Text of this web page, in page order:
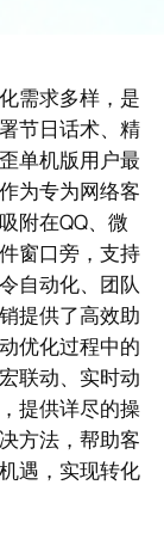
需求多样，是
节日话术、精
单机版用户最
为专为网络客
附在QQ、微
窗口旁，支持
自动化、团队
提供了高效助
优化过程中的
联动、实时动
提供详尽的操
方法，帮助客
遇，实现转化